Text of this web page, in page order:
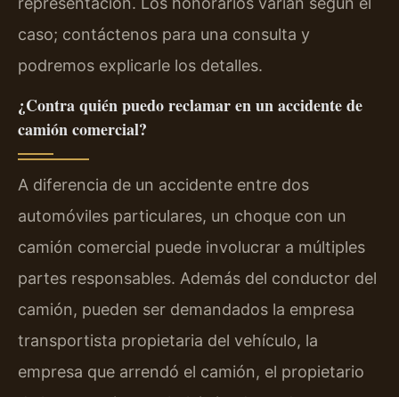
caso; contáctenos para una consulta y
podremos explicarle los detalles.
¿Contra quién puedo reclamar en un accidente de
camión comercial?
A diferencia de un accidente entre dos
automóviles particulares, un choque con un
camión comercial puede involucrar a múltiples
partes responsables. Además del conductor del
camión, pueden ser demandados la empresa
transportista propietaria del vehículo, la
empresa que arrendó el camión, el propietario